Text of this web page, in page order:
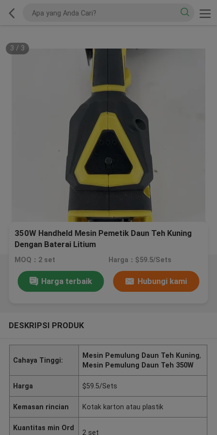
3 / 3
350W Handheld Mesin Pemetik Daun Teh Kuning
Dengan Baterai Litium
MOQ：2 set Harga：$59.5/Sets
Harga terbaik Hubungi kami
DESKRIPSI PRODUK
Cahaya Tinggi:
Mesin Pemulung Daun Teh Kuning,
Mesin Pemulung Daun Teh 350W
Harga $59.5/Sets
Kemasan rincian Kotak karton atau plastik
Kuantitas min Ord
2 set